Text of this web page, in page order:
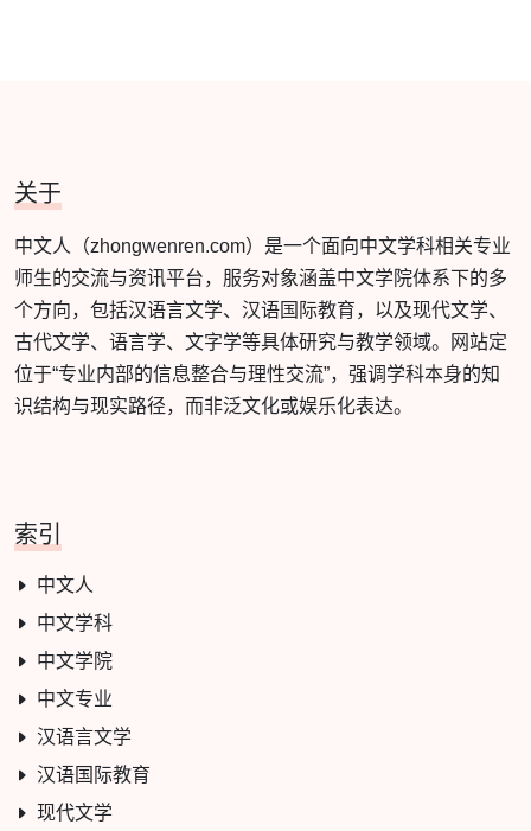
关于
中文人（zhongwenren.com）是一个面向中文学科相关专业
师生的交流与资讯平台，服务对象涵盖中文学院体系下的多
个方向，包括汉语言文学、汉语国际教育，以及现代文学、
古代文学、语言学、文字学等具体研究与教学领域。网站定
位于“专业内部的信息整合与理性交流”，强调学科本身的知
识结构与现实路径，而非泛文化或娱乐化表达。
索引
中文人
中文学科
中文学院
中文专业
汉语言文学
汉语国际教育
现代文学